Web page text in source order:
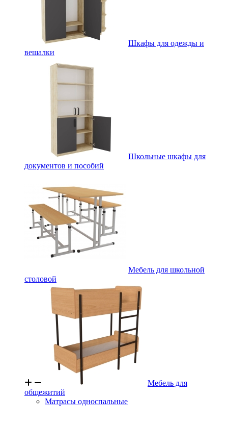
Шкафы для одежды и
вешалки
Школьные шкафы для
документов и пособий
Мебель для школьной
столовой
Мебель для
общежитий
Матрасы односпальные